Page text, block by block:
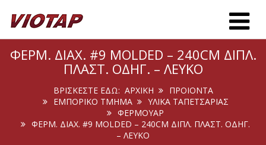
Toggle
ΦΕΡΜ. ΔΙΑΧ. #9 MOLDED – 240CM ΔΙΠΛ.
ΠΛΑΣΤ. ΟΔΗΓ. – ΛΕΥΚΌ
ΒΡΊΣΚΕΣΤΕ ΕΔΏ: ΑΡΧΙΚΉ
ΠΡΟΙΟΝΤΑ
ΕΜΠΟΡΙΚΟ ΤΜΗΜΑ
ΥΛΙΚΑ ΤΑΠΕΤΣΑΡΙΑΣ
ΦΕΡΜΟΥΆΡ
ΦΕΡΜ. ΔΙΑΧ. #9 MOLDED – 240CM ΔΙΠΛ. ΠΛΑΣΤ. ΟΔΗΓ.
– ΛΕΥΚΌ